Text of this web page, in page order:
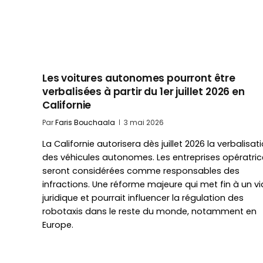
Les voitures autonomes pourront être
verbalisées à partir du 1er juillet 2026 en
Californie
ParFaris Bouchaala 3 mai 2026
La Californie autorisera dès juillet 2026 la
des véhicules autonomes. Les entreprises
seront considérées comme responsables des
infractions. Une réforme majeure qui met fin à un
juridique et pourrait influencer la régulation des
robotaxis dans le reste du monde, notamment en
Europe.